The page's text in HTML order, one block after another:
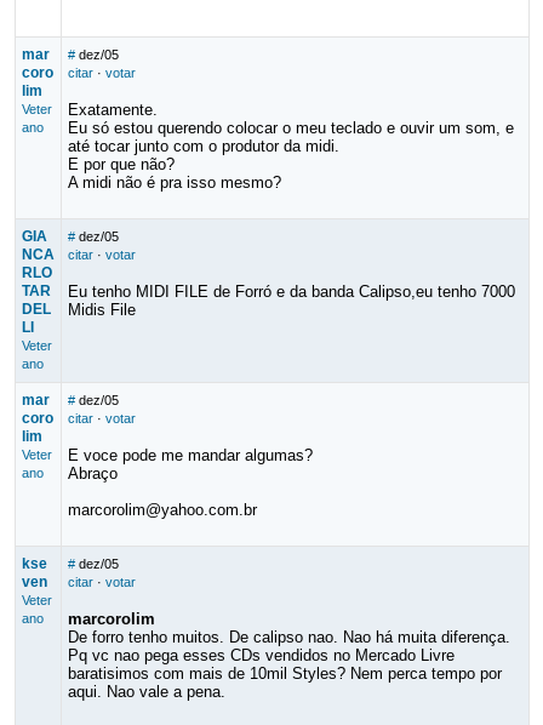
mar
coro
lim
Veter
ano
# dez/05
citar· votar
Exatamente.
Eu só estou querendo colocar o meu teclado e ouvir um som, e
até tocar junto com o produtor da midi.
E por que não?
A midi não é pra isso mesmo?
GIA
NCA
RLO
TAR
DEL
LI
Veter
ano
# dez/05
citar· votar
Eu tenho MIDI FILE de Forró e da banda Calipso,eu tenho 7000
Midis File
mar
coro
lim
Veter
ano
# dez/05
citar· votar
E voce pode me mandar algumas?
Abraço
marcorolim@yahoo.com.br
kse
ven
Veter
ano
# dez/05
citar· votar
marcorolim
De forro tenho muitos. De calipso nao. Nao há muita diferença.
Pq vc nao pega esses CDs vendidos no Mercado Livre
baratisimos com mais de 10mil Styles? Nem perca tempo por
aqui. Nao vale a pena.